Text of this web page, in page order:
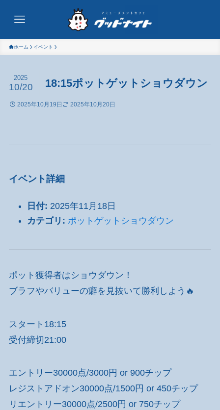
ホーム イベント
18:15ポットゲットショウダウン
2025
10/20
2025年10月19日 2025年10月20日
イベント詳細
日付: 2025年11月18日
カテゴリ: ポットゲットショウダウン
ポット獲得者はショウダウン！
ブラフやバリューの癖を見抜いて勝利しよう🔥
スタート18:15
受付締切21:00
エントリー30000点/3000円 or 900チップ
レジストアドオン30000点/1500円 or 450チップ
リエントリー30000点/2500円 or 750チップ